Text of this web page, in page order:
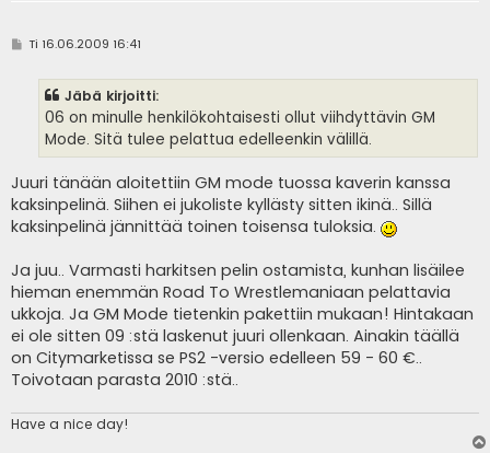
VTi 16.06.2009 16:41
Jäbä kirjoitti:
06 on minulle henkilökohtaisesti ollut viihdyttävin GM
Mode. Sitä tulee pelattua edelleenkin välillä.
Juuri tänään aloitettiin GM mode tuossa kaverin kanssa
kaksinpelinä. Siihen ei jukoliste kyllästy sitten ikinä.. Sillä
kaksinpelinä jännittää toinen toisensa tuloksia.
Ja juu.. Varmasti harkitsen pelin ostamista, kunhan lisäilee
hieman enemmän Road To Wrestlemaniaan pelattavia
ukkoja. Ja GM Mode tietenkin pakettiin mukaan! Hintakaan
ei ole sitten 09 :stä laskenut juuri ollenkaan. Ainakin täällä
on Citymarketissa se PS2 -versio edelleen 59 - 60 €..
Toivotaan parasta 2010 :stä..
Have a nice day!